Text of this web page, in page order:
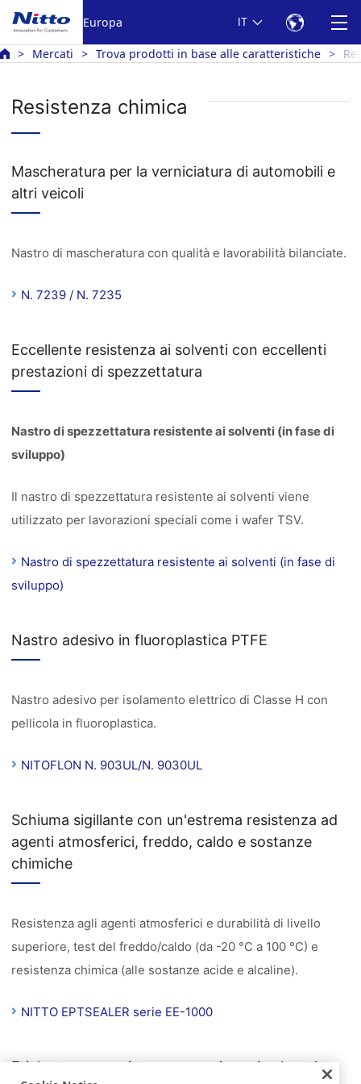
Europa IT
Mercati Trova prodotti in base alle caratteristiche
Resistenza chimica
Mascheratura per la verniciatura di automobili e
altri veicoli
Nastro di mascheratura con qualità e lavorabilità bilanciate.
N. 7239 / N. 7235
Eccellente resistenza ai solventi con eccellenti
prestazioni di spezzettatura
Nastro di spezzettatura resistente ai solventi (in fase di
sviluppo)
Il nastro di spezzettatura resistente ai solventi viene
utilizzato per lavorazioni speciali come i wafer TSV.
Nastro di spezzettatura resistente ai solventi (in fase di
sviluppo)
Nastro adesivo in fluoroplastica PTFE
Nastro adesivo per isolamento elettrico di Classe H con
pellicola in fluoroplastica.
NITOFLON N. 903UL/N. 9030UL
Schiuma sigillante con un'estrema resistenza ad
agenti atmosferici, freddo, caldo e sostanze
chimiche
Resistenza agli agenti atmosferici e durabilità di livello
superiore, test del freddo/caldo (da -20 °C a 100 °C) e
resistenza chimica (alle sostanze acide e alcaline).
NITTO EPTSEALER serie EE-1000
Etichette con resistenza superiore ai solventi